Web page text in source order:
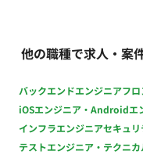
他の職種で求人・案
バックエンドエンジニアフ
iOSエンジニア・Androidエ
インフラエンジニアセキュ
テストエンジニア・テクニ